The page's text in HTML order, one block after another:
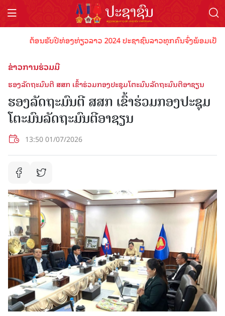
ຕ້ອນຮັບປີທ່ອງທ່ຽວລາວ 2024 ປະຊາຊົນລາວທຸກຄົນຈົ່ງພ້ອມເປັນເ
ຂ່າວການຮ່ວມມື
ຮອງລັດຖະມົນຕີ ສສກ ເຂົ້າຮ່ວມກອງປະຊຸມໂຕະມົນລັດຖະມົນຕີອາຊຽນ
ຮອງລັດຖະມົນຕີ ສສກ ເຂົ້າຮ່ວມກອງປະຊຸມ
ໂຕະມົນລັດຖະມົນຕີອາຊຽນ
13:50 01/07/2026